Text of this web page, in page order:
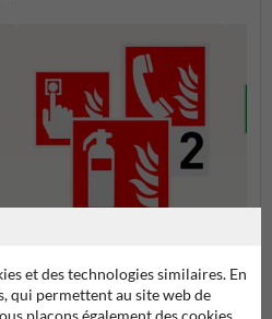
l'incendie
et des technologies similaires. En
qui permettent au site web de
plaçons également des cookies